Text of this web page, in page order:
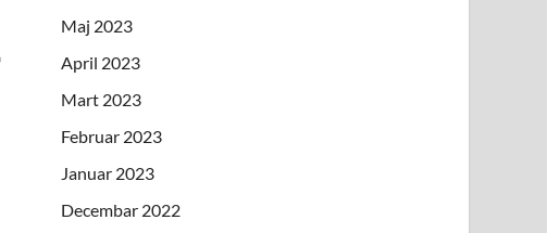
Maj 2023
April 2023
Mart 2023
Februar 2023
Januar 2023
Decembar 2022